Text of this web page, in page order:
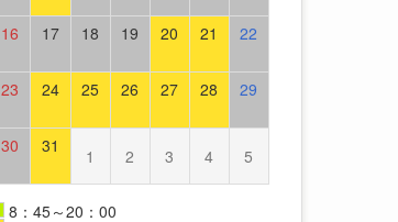
16 17 18 19 20 21 22
23 24 25 26 27 28 29
30 31 1 2 3 4 5
8：45～20：00